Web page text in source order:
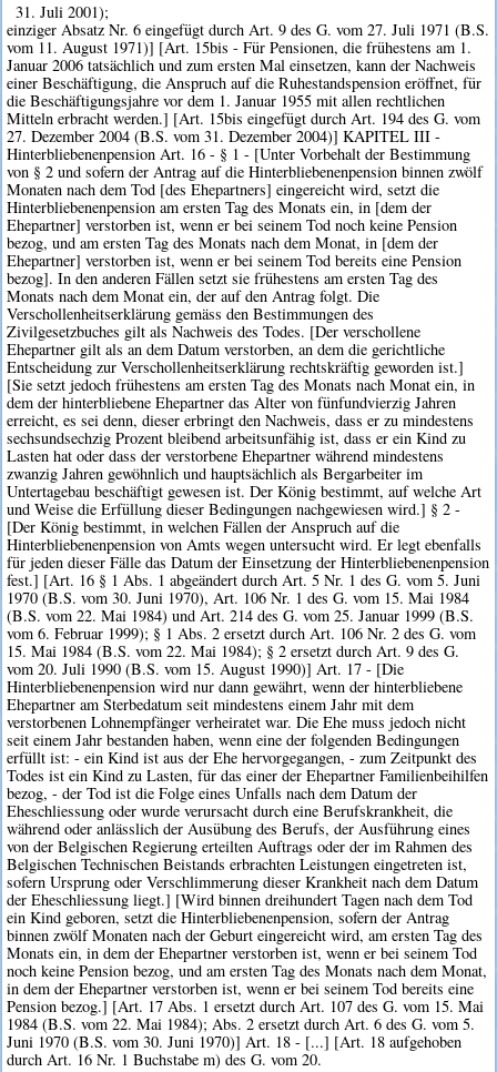
31. Juli 2001);
einziger Absatz Nr. 6 eingefügt durch Art. 9 des G. vom 27. Juli 1971 (B.S.
vom 11. August 1971)] [Art. 15bis - Für Pensionen, die frühestens am 1.
Januar 2006 tatsächlich und zum ersten Mal einsetzen, kann der Nachweis
einer Beschäftigung, die Anspruch auf die Ruhestandspension eröffnet, für
die Beschäftigungsjahre vor dem 1. Januar 1955 mit allen rechtlichen
Mitteln erbracht werden.] [Art. 15bis eingefügt durch Art. 194 des G. vom
27. Dezember 2004 (B.S. vom 31. Dezember 2004)] KAPITEL III -
Hinterbliebenenpension Art. 16 - § 1 - [Unter Vorbehalt der Bestimmung
von § 2 und sofern der Antrag auf die Hinterbliebenenpension binnen zwölf
Monaten nach dem Tod [des Ehepartners] eingereicht wird, setzt die
Hinterbliebenenpension am ersten Tag des Monats ein, in [dem der
Ehepartner] verstorben ist, wenn er bei seinem Tod noch keine Pension
bezog, und am ersten Tag des Monats nach dem Monat, in [dem der
Ehepartner] verstorben ist, wenn er bei seinem Tod bereits eine Pension
bezog]. In den anderen Fällen setzt sie frühestens am ersten Tag des
Monats nach dem Monat ein, der auf den Antrag folgt. Die
Verschollenheitserklärung gemäss den Bestimmungen des
Zivilgesetzbuches gilt als Nachweis des Todes. [Der verschollene
Ehepartner gilt als an dem Datum verstorben, an dem die gerichtliche
Entscheidung zur Verschollenheitserklärung rechtskräftig geworden ist.]
[Sie setzt jedoch frühestens am ersten Tag des Monats nach Monat ein, in
dem der hinterbliebene Ehepartner das Alter von fünfundvierzig Jahren
erreicht, es sei denn, dieser erbringt den Nachweis, dass er zu mindestens
sechsundsechzig Prozent bleibend arbeitsunfähig ist, dass er ein Kind zu
Lasten hat oder dass der verstorbene Ehepartner während mindestens
zwanzig Jahren gewöhnlich und hauptsächlich als Bergarbeiter im
Untertagebau beschäftigt gewesen ist. Der König bestimmt, auf welche Art
und Weise die Erfüllung dieser Bedingungen nachgewiesen wird.] § 2 -
[Der König bestimmt, in welchen Fällen der Anspruch auf die
Hinterbliebenenpension von Amts wegen untersucht wird. Er legt ebenfalls
für jeden dieser Fälle das Datum der Einsetzung der Hinterbliebenenpension
fest.] [Art. 16 § 1 Abs. 1 abgeändert durch Art. 5 Nr. 1 des G. vom 5. Juni
1970 (B.S. vom 30. Juni 1970), Art. 106 Nr. 1 des G. vom 15. Mai 1984
(B.S. vom 22. Mai 1984) und Art. 214 des G. vom 25. Januar 1999 (B.S.
vom 6. Februar 1999); § 1 Abs. 2 ersetzt durch Art. 106 Nr. 2 des G. vom
15. Mai 1984 (B.S. vom 22. Mai 1984); § 2 ersetzt durch Art. 9 des G.
vom 20. Juli 1990 (B.S. vom 15. August 1990)] Art. 17 - [Die
Hinterbliebenenpension wird nur dann gewährt, wenn der hinterbliebene
Ehepartner am Sterbedatum seit mindestens einem Jahr mit dem
verstorbenen Lohnempfänger verheiratet war. Die Ehe muss jedoch nicht
seit einem Jahr bestanden haben, wenn eine der folgenden Bedingungen
erfüllt ist: - ein Kind ist aus der Ehe hervorgegangen, - zum Zeitpunkt des
Todes ist ein Kind zu Lasten, für das einer der Ehepartner Familienbeihilfen
bezog, - der Tod ist die Folge eines Unfalls nach dem Datum der
Eheschliessung oder wurde verursacht durch eine Berufskrankheit, die
während oder anlässlich der Ausübung des Berufs, der Ausführung eines
von der Belgischen Regierung erteilten Auftrags oder der im Rahmen des
Belgischen Technischen Beistands erbrachten Leistungen eingetreten ist,
sofern Ursprung oder Verschlimmerung dieser Krankheit nach dem Datum
der Eheschliessung liegt.] [Wird binnen dreihundert Tagen nach dem Tod
ein Kind geboren, setzt die Hinterbliebenenpension, sofern der Antrag
binnen zwölf Monaten nach der Geburt eingereicht wird, am ersten Tag des
Monats ein, in dem der Ehepartner verstorben ist, wenn er bei seinem Tod
noch keine Pension bezog, und am ersten Tag des Monats nach dem Monat,
in dem der Ehepartner verstorben ist, wenn er bei seinem Tod bereits eine
Pension bezog.] [Art. 17 Abs. 1 ersetzt durch Art. 107 des G. vom 15. Mai
1984 (B.S. vom 22. Mai 1984); Abs. 2 ersetzt durch Art. 6 des G. vom 5.
Juni 1970 (B.S. vom 30. Juni 1970)] Art. 18 - [...] [Art. 18 aufgehoben
durch Art. 16 Nr. 1 Buchstabe m) des G. vom 20.